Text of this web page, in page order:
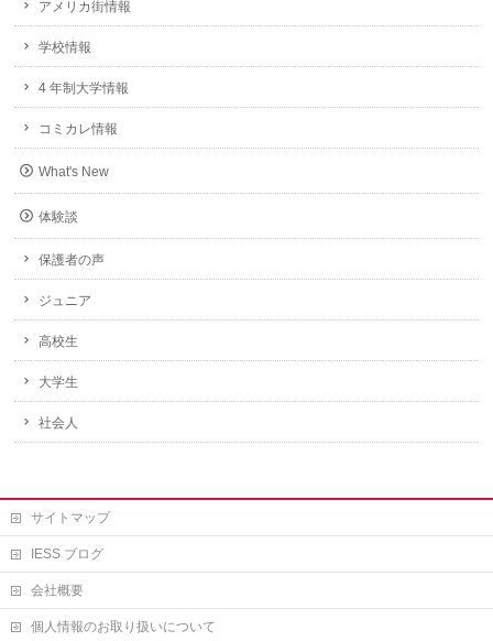
アメリカ街情報
学校情報
4 年制大学情報
コミカレ情報
What's New
体験談
保護者の声
ジュニア
高校生
大学生
社会人
サイトマップ
IESS ブログ
会社概要
個人情報のお取り扱いについて